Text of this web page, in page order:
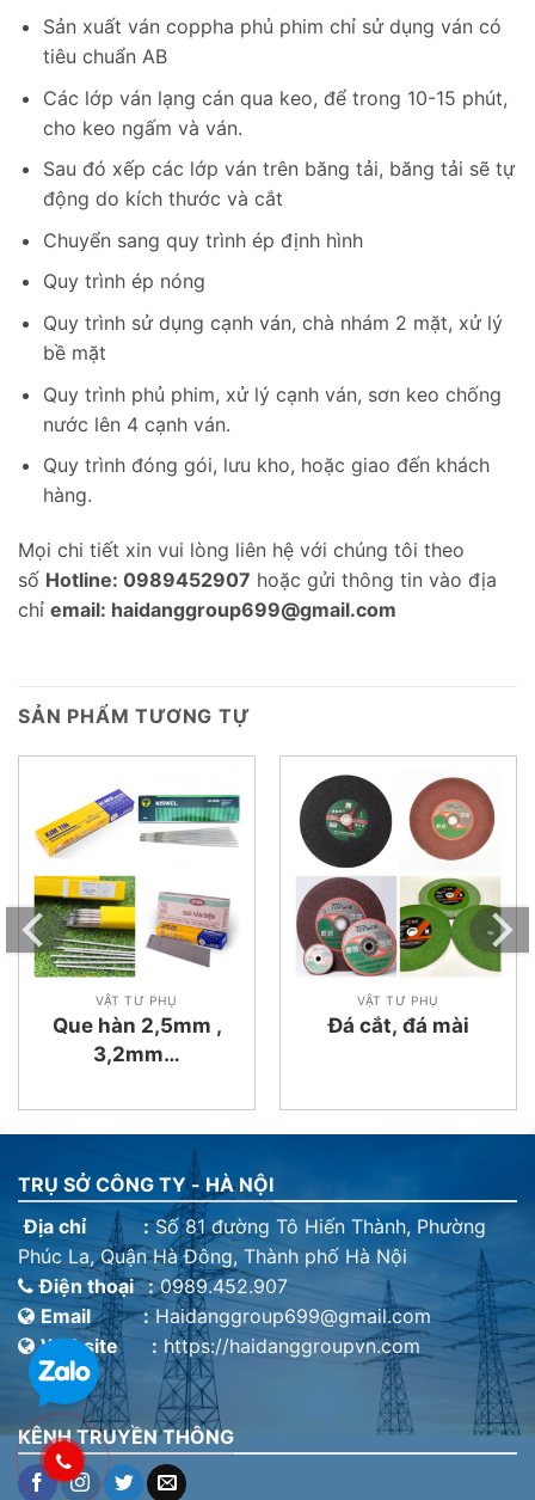
Sản xuất ván coppha phủ phim chỉ sử dụng ván có
tiêu chuẩn AB
Các lớp ván lạng cán qua keo, để trong 10-15 phút,
cho keo ngấm và ván.
Sau đó xếp các lớp ván trên băng tải, băng tải sẽ tự
động do kích thước và cắt
Chuyển sang quy trình ép định hình
Quy trình ép nóng
Quy trình sử dụng cạnh ván, chà nhám 2 mặt, xử lý
bề mặt
Quy trình phủ phim, xử lý cạnh ván, sơn keo chống
nước lên 4 cạnh ván.
Quy trình đóng gói, lưu kho, hoặc giao đến khách
hàng.
Mọi chi tiết xin vui lòng liên hệ với chúng tôi theo
số Hotline: 0989452907 hoặc gửi thông tin vào địa
chỉ email: haidanggroup699@gmail.com
SẢN PHẨM TƯƠNG TỰ
VẬT TƯ PHỤ
Que hàn 2,5mm ,
3,2mm…
VẬT TƯ PHỤ
Đá cắt, đá mài
TRỤ SỞ CÔNG TY - HÀ NỘI
Địa chỉ :Số 81 đường Tô Hiến Thành, Phường
Phúc La, Quận Hà Đông, Thành phố Hà Nội
Điện thoại :0989.452.907
Email :Haidanggroup699@gmail.com
Website : https://haidanggroupvn.com
KÊNH TRUYỀN THÔNG